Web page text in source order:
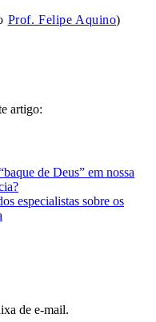
Prof. Felipe Aquino)
artigo:
de Deus” em nossa
especialistas sobre os
de e-mail.